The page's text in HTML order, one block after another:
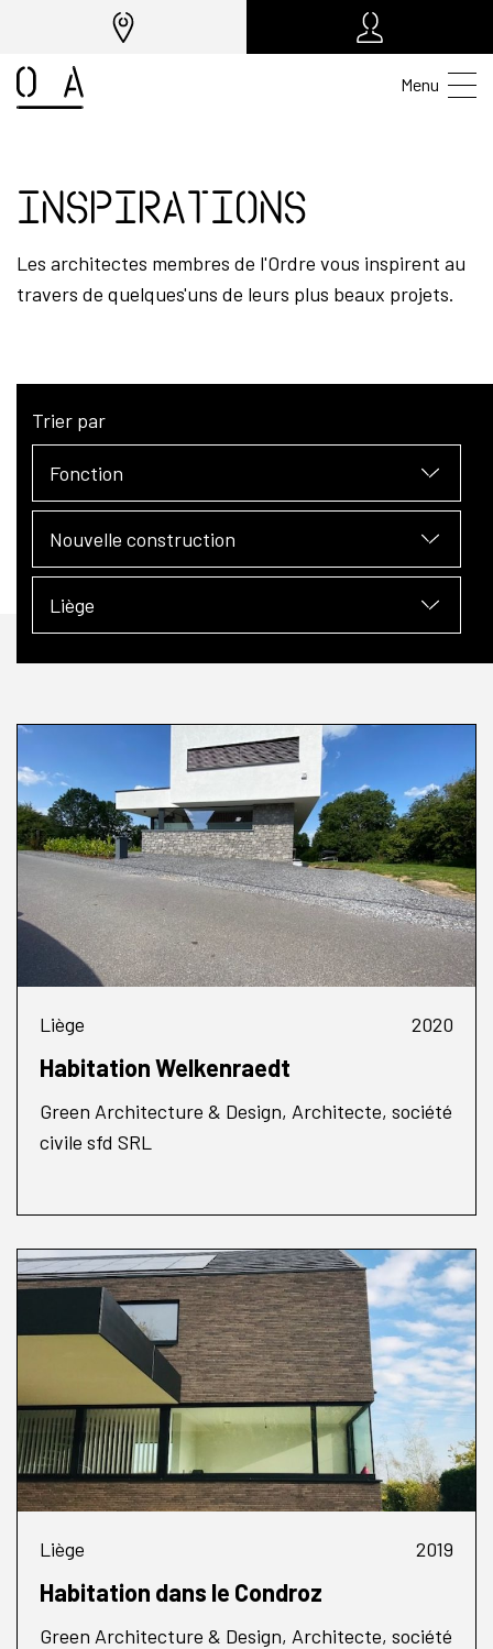
Menu
Inspirations
Les architectes membres de l'Ordre vous inspirent au
travers de quelques'uns de leurs plus beaux projets.
Trier par
Fonction
Nouvelle construction
Liège
Liège 2020
Habitation Welkenraedt
Green Architecture & Design, Architecte, société
civile sfd SRL
Liège 2019
Habitation dans le Condroz
Green Architecture & Design, Architecte, société